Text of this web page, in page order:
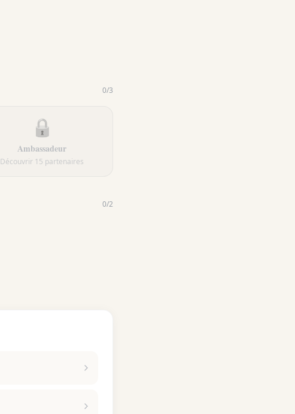
0/3
🔒
Ambassadeur
Découvrir 15 partenaires
0/2